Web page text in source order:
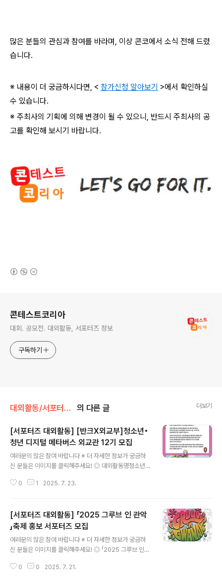
많은 분들의 관심과 참여를 바라며, 이상 콘코에서 소식 전해 드렸
습니다.
※ 내용이 더 궁금하시다면, < 참가신청 알아보기 >에서 확인하실
수 있습니다.
※ 주최사의 기획에 의해 변경이 될 수 있으니, 반드시 주최사의 공
고를 확인해 보시기 바랍니다.
콘테스트코리아
대회. 공모전. 대외활동, 서포터즈 정보
구독하기
대외활동/서포터즈 • 기자단 의 다른 글 더보기
[서포터즈 대외활동] [반크X외교부]청소년•
청년 디지털 메타버스 외교관 12기 모집
여러분의 많은 참여 바랍니다 ※ 더 자세한 정보가 궁금하
신 분들은 이미지를 클릭해주세요! ◎ 대외활동명청소년·
소년, 청년 (중학생, 고등학생, 대학생등) 또는 동 연령대
사이트 통해 발표 ◎ 메타버스 발대식2025. 8. 8. 오후2
시~4시. *발대식과 활동은 온라인상에서 진행 ◎ 활동기
간2025. 8. 8. ~ 9. 2 ◎ 활동내용메타버스 플랫폼을 활
용해 세계인에게 한국의 역사 문화를 알리는 디지털 메타
버스 외교관 활동. ◎ 문 의사이버외교사절단 반크, 이메일
문의 manager@prkorea.org 많은 ..
0 1 2025. 7. 23.
[서포터즈 대외활동] 「2025 그루브 인 관악
」축제 홍보 서포터즈 모집
여러분의 많은 참여 바랍니다 ※ 더 자세한 정보가 궁금하
신 분들은 이미지를 클릭해주세요! ◎ 「2025 그루브 인
치 경영대전’ 문화체육관광부 장관상' 수상“기초 자치구 최
0 0 2025. 7. 21.